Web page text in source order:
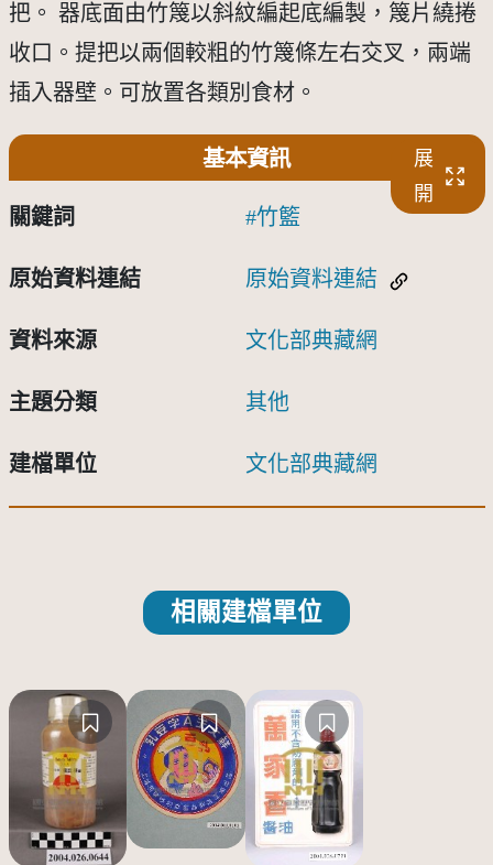
把。 器底面由竹篾以斜紋編起底編製，篾片繞捲
收口。提把以兩個較粗的竹篾條左右交叉，兩端
插入器壁。可放置各類別食材。
基本資訊
展
開
關鍵詞 竹籃
原始資料連結 原始資料連結
資料來源 文化部典藏網
主題分類 其他
建檔單位 文化部典藏網
相關建檔單位